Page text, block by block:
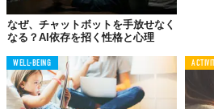
02.
なぜ、チャットボットを手放せなく
なる？AI依存を招く性格と心理
WELL-BEING